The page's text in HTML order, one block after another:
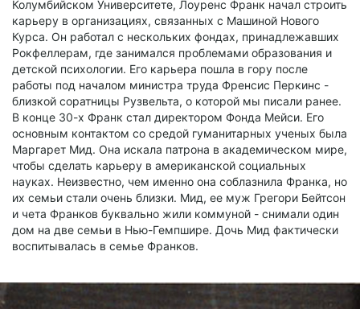
Колумбийском Университете, Лоуренс Франк начал строить
карьеру в организациях, связанных с Машиной Нового
Курса. Он работал с нескольких фондах, принадлежавших
Рокфеллерам, где занимался проблемами образования и
детской психологии. Его карьера пошла в гору после
работы под началом министра труда Френсис Перкинс -
близкой соратницы Рузвельта, о которой мы писали ранее.
В конце 30-х Франк стал директором Фонда Мейси. Его
основным контактом со средой гуманитарных ученых была
Маргарет Мид. Она искала патрона в академическом мире,
чтобы сделать карьеру в американской социальных
науках. Неизвестно, чем именно она соблазнила Франка, но
их семьи стали очень близки. Мид, ее муж Грегори Бейтсон
и чета Франков буквально жили коммуной - снимали один
дом на две семьи в Нью-Гемпшире. Дочь Мид фактически
воспитывалась в семье Франков.